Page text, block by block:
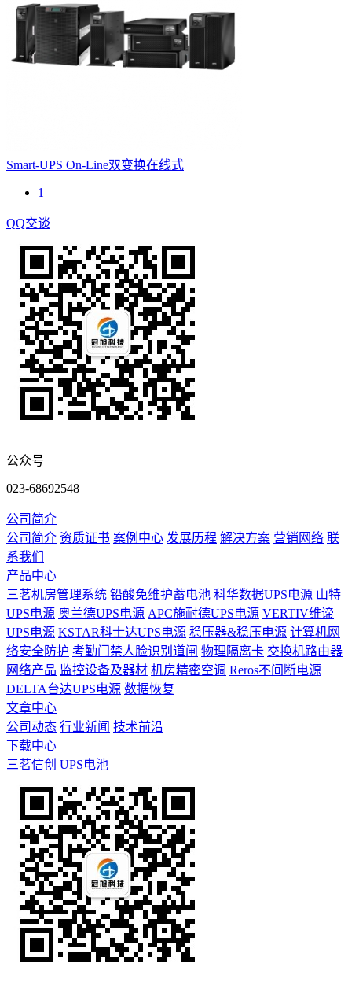
Smart-UPS On-Line双变换在线式
1
QQ交谈
公众号
023-68692548
公司简介
公司简介 资质证书 案例中心 发展历程 解决方案 营销网络 联
系我们
产品中心
三茗机房管理系统 铅酸免维护蓄电池 科华数据UPS电源 山特
UPS电源 奥兰德UPS电源 APC施耐德UPS电源 VERTIV维谛
UPS电源 KSTAR科士达UPS电源 稳压器&稳压电源 计算机网
络安全防护 考勤门禁人脸识别道闸 物理隔离卡 交换机路由器
网络产品 监控设备及器材 机房精密空调 Reros不间断电源
DELTA台达UPS电源 数据恢复
文章中心
公司动态 行业新闻 技术前沿
下载中心
三茗信创 UPS电池